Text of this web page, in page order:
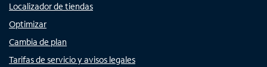
Localizador de tiendas
Optimizar
Cambia de plan
Tarifas de servicio y avisos legales